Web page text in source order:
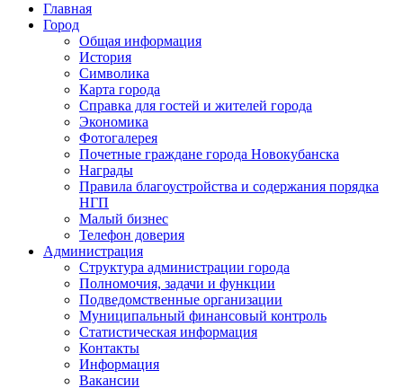
Главная
Город
Общая информация
История
Символика
Карта города
Справка для гостей и жителей города
Экономика
Фотогалерея
Почетные граждане города Новокубанска
Награды
Правила благоустройства и содержания порядка
НГП
Малый бизнес
Телефон доверия
Администрация
Структура администрации города
Полномочия, задачи и функции
Подведомственные организации
Муниципальный финансовый контроль
Статистическая информация
Контакты
Информация
Вакансии